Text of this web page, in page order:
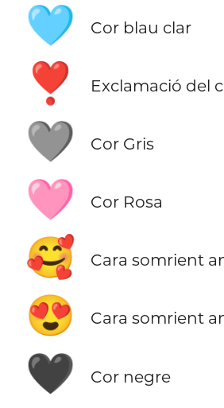
🩵 Cor blau clar
❣️ Exclamació del
🩶 Cor Gris
🩷 Cor Rosa
🥰 Cara somrient
😍 Cara somrient
🖤 Cor negre